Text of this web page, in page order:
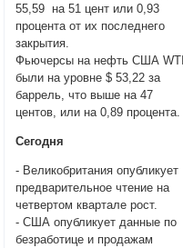
55,59 на 51 цент или 0,93
процента от их последнего
закрытия.
Фьючерсы на нефть США
были на уровне $ 53,22 за
баррель, что выше на 47
центов, или на 0,89 процента.
Сегодня
- Великобритания опубликует
предварительное чтение на
четвертом квартале рост.
- США опубликует данные по
безработице и продажам